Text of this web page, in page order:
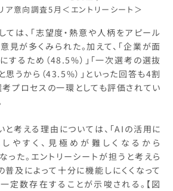
ア意向調査5月＜エントリーシート＞
ては、「志望度・熱意や人柄をアピール
見が多くみられた。加えて、「企業が面
するため（48.5%）」「一次選考の選抜
うから（43.5%）」といった回答も4割
考プロセスの一環としても評価されてい
と考える理由については、「AIの活用に
やすく、見極めが難しくなるから
った。エントリーシートが担うと考えら
普及によって十分に機能しにくくなって
定数存在することが示唆される。【図